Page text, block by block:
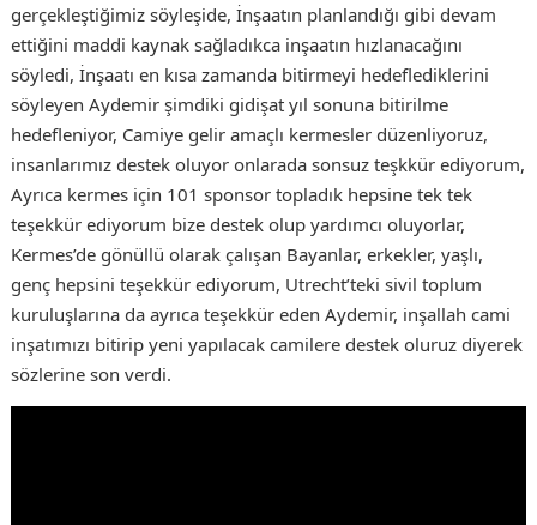
gerçekleştiğimiz söyleşide, İnşaatın planlandığı gibi devam
ettiğini maddi kaynak sağladıkca inşaatın hızlanacağını
söyledi, İnşaatı en kısa zamanda bitirmeyi hedeflediklerini
söyleyen Aydemir şimdiki gidişat yıl sonuna bitirilme
hedefleniyor, Camiye gelir amaçlı kermesler düzenliyoruz,
insanlarımız destek oluyor onlarada sonsuz teşkkür ediyorum,
Ayrıca kermes için 101 sponsor topladık hepsine tek tek
teşekkür ediyorum bize destek olup yardımcı oluyorlar,
Kermes’de gönüllü olarak çalışan Bayanlar, erkekler, yaşlı,
genç hepsini teşekkür ediyorum, Utrecht’teki sivil toplum
kuruluşlarına da ayrıca teşekkür eden Aydemir, inşallah cami
inşatımızı bitirip yeni yapılacak camilere destek oluruz diyerek
sözlerine son verdi.